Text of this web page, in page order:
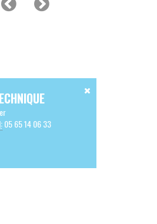
05 65 14 06 33